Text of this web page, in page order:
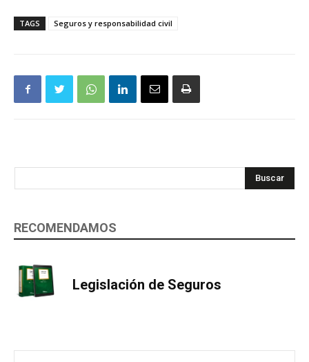
TAGS Seguros y responsabilidad civil
Buscar
RECOMENDAMOS
Legislación de Seguros